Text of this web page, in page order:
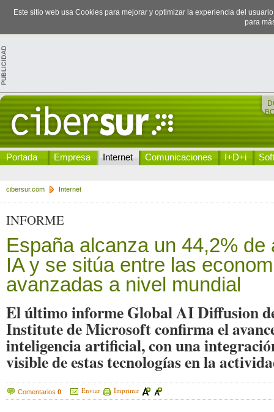
Este sitio web usa Cookies para mejorar y optimizar la experiencia del
para
Portada Empresa Internet Comunicaciones I+D+i
cibersur.com Internet
INFORME
España alcanza un 44,2% de
IA y se sitúa entre las
avanzadas a nivel mundial
El último informe Global AI Diffusion
Institute de Microsoft confirma el
inteligencia artificial, con una
visible de estas tecnologías en la
Comentarios 0 Enviar Imprimir